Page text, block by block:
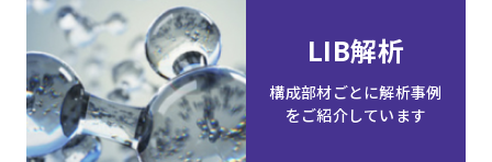
LIB解析
構成部材ごとに解析事例
をご紹介しています